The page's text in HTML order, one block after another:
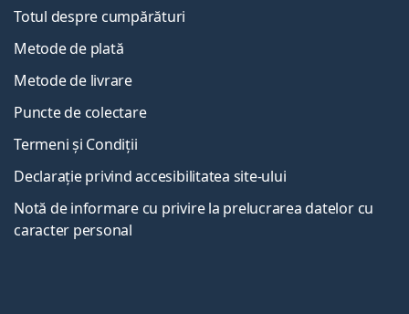
Totul despre cumpărături
Metode de plată
Metode de livrare
Puncte de colectare
Termeni și Condiții
Declarație privind accesibilitatea site-ului
Notă de informare cu privire la prelucrarea datelor cu
caracter personal